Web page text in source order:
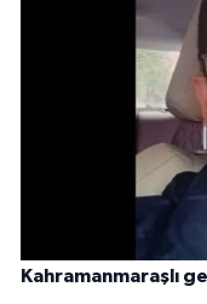
Kahramanmaraşlı